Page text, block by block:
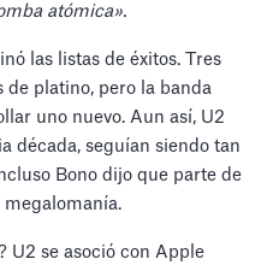
atómica».
las listas de éxitos. Tres
de platino, pero la banda
uno nuevo. Aun así, U2
década, seguían siendo tan
Bono dijo que parte de
U2 se asoció con Apple